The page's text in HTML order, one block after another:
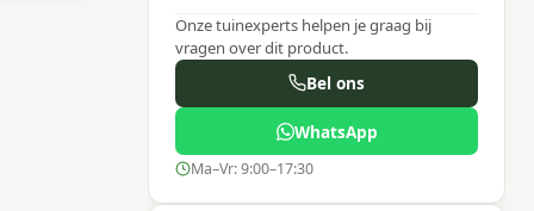
Onze tuinexperts helpen je graag bij
vragen over dit product.
Bel ons
WhatsApp
Ma–Vr: 9:00–17:30